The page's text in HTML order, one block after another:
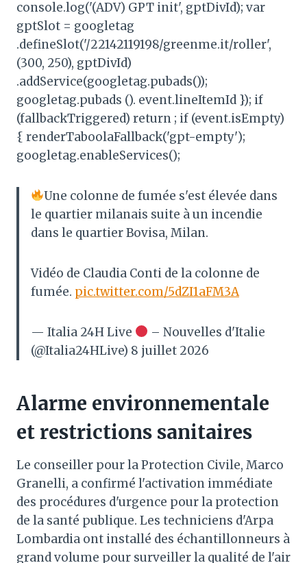
console.log('(ADV) GPT init', gptDivId); var
gptSlot = googletag
.defineSlot('/22142119198/greenme.it/roller',
(300, 250), gptDivId)
.addService(googletag.pubads());
googletag.pubads (). event.lineItemId }); if
(fallbackTriggered) return ; if (event.isEmpty)
{ renderTaboolaFallback('gpt-empty');
googletag.enableServices();
Une colonne de fumée s'est élevée dans
le quartier milanais suite à un incendie
dans le quartier Bovisa, Milan.
Vidéo de Claudia Conti de la colonne de
fumée. pic.twitter.com/5dZI1aFM3A
— Italia 24H Live
– Nouvelles d'Italie
(@Italia24HLive) 8 juillet 2026
Alarme environnementale
et restrictions sanitaires
Le conseiller pour la Protection Civile, Marco
Granelli, a confirmé l'activation immédiate
des procédures d'urgence pour la protection
de la santé publique. Les techniciens d'Arpa
Lombardia ont installé des échantillonneurs à
grand volume pour surveiller la qualité de l'air